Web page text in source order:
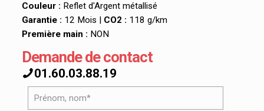
Couleur : Reflet d'Argent métallisé
Garantie : 12 Mois | CO2 : 118 g/km
Première main : NON
Demande de contact
01.60.03.88.19